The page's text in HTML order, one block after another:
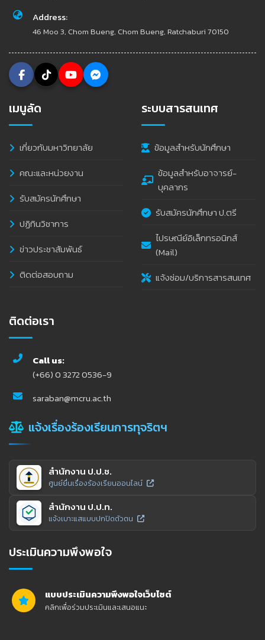
Address:
46 Moo 3, Chom Bueng, Chom Bueng, Ratchaburi 70150
เมนูลัด
เกี่ยวกับมหาวิทยาลัย
คณะและหน่วยงาน
รับสมัครนักศึกษา
ปฏิทินวิชาการ
ข่าวประชาสัมพันธ์
ติดต่อสอบถาม
ระบบสารสนเทศ
ข้อมูลสำหรับนักศึกษา
ข้อมูลสำหรับอาจารย์-
บุคลากร
รับสมัครนักศึกษา ป.ตรี
ไปรษณีย์อิเล็กทรอนิกส์
(Mail)
แจ้งซ่อม/บริการสารสนเทศ
ติดต่อเรา
Call us:
(+66) 0 3272 0536-9
saraban@mcru.ac.th
แจ้งเรื่องร้องเรียนการทุจริตฯ
สำนักงาน ป.ป.ช.
ศูนย์ยื่นเรื่องร้องเรียนออนไลน์
สำนักงาน ป.ป.ท.
แจ้งเบาะแสแบบปกปิดตัวตน
ประเมินความพึงพอใจ
แบบประเมินความพึงพอใจเว็บไซต์
คลิกเพื่อร่วมประเมินและเสนอแนะ